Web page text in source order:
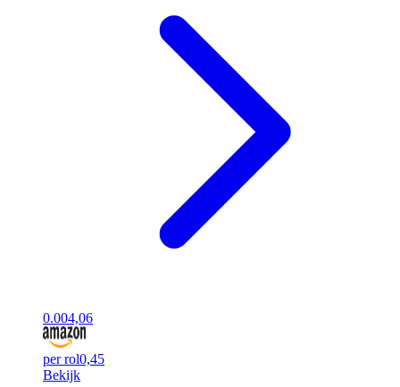
0.004,06
per rol0,45
Bekijk